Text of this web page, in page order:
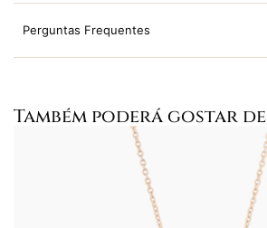
Perguntas Frequentes
Também poderá gostar de